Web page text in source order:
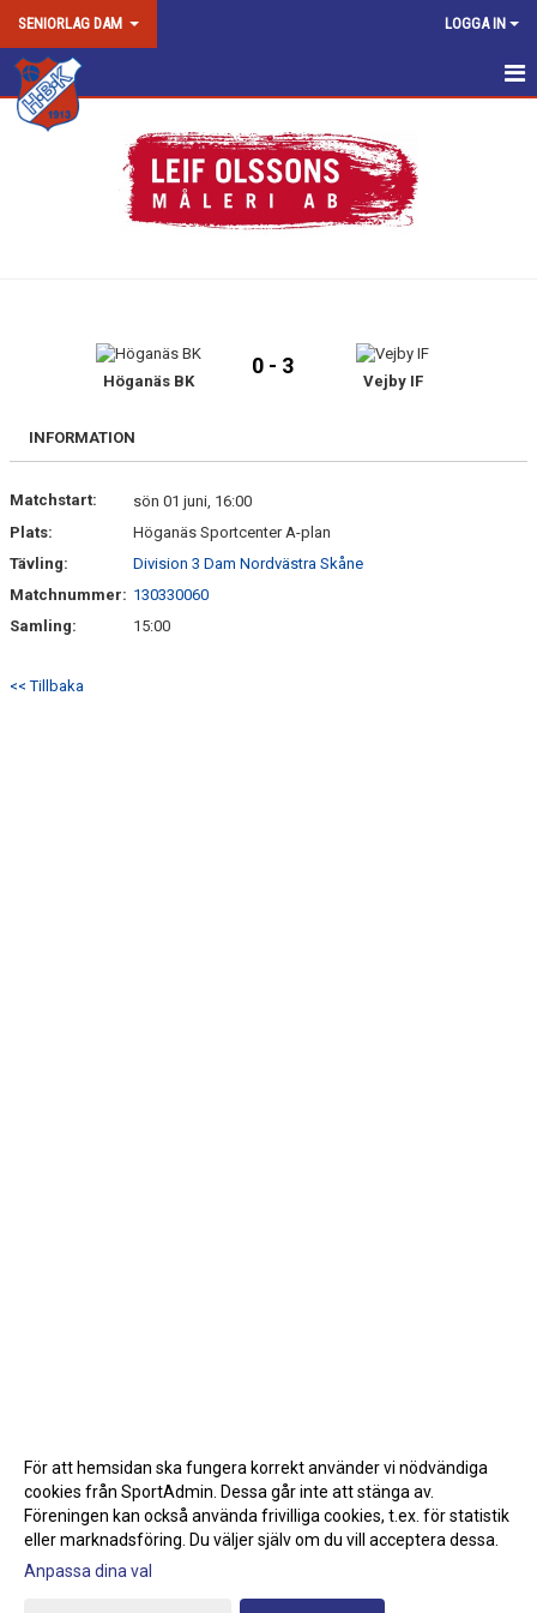
SENIORLAG DAM LOGGA IN
DAM SENIOR/DAM JUNIOR
BILDGALLERI
DOKUMENT
Höganäs BK
0 - 3
Vejby IF
INFORMATION
Matchstart:
sön 01 juni, 16:00
Plats:
Höganäs Sportcenter A-plan
Tävling:
Division 3 Dam Nordvästra Skåne
Matchnummer: 130330060
Samling:
15:00
<< Tillbaka
Gå till Webbversion
För att hemsidan ska fungera korrekt använder vi nödvändiga
cookies från SportAdmin. Dessa går inte att stänga av.
Föreningen kan också använda frivilliga cookies, t.ex. för statistik
eller marknadsföring. Du väljer själv om du vill acceptera dessa.
Anpassa dina val